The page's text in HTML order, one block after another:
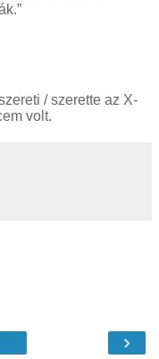
/ szerette az X-
volt.
›